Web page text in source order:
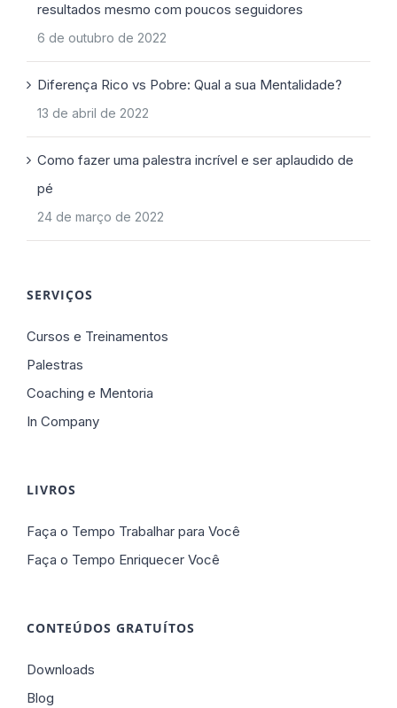
resultados mesmo com poucos seguidores
6 de outubro de 2022
Diferença Rico vs Pobre: Qual a sua Mentalidade?
13 de abril de 2022
Como fazer uma palestra incrível e ser aplaudido de
pé
24 de março de 2022
SERVIÇOS
Cursos e Treinamentos
Palestras
Coaching e Mentoria
In Company
LIVROS
Faça o Tempo Trabalhar para Você
Faça o Tempo Enriquecer Você
CONTEÚDOS GRATUÍTOS
Downloads
Blog